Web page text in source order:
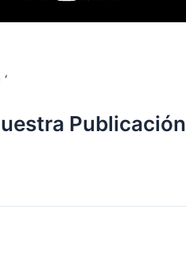
Publicación